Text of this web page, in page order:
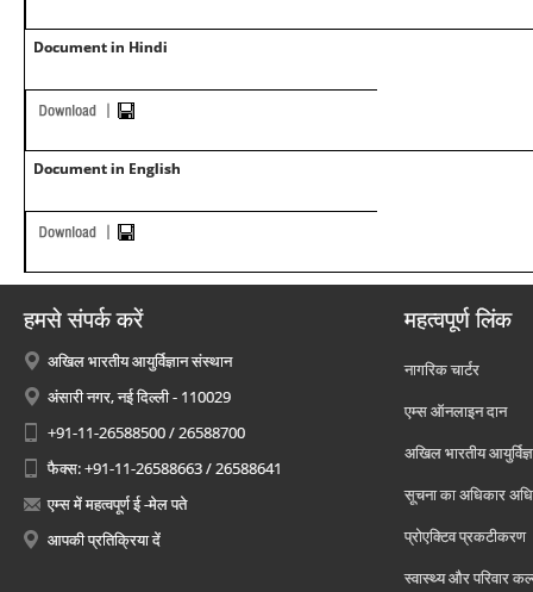
Document in Hindi
Document in English
हमसे संपर्क करें
अखिल भारतीय आयुर्विज्ञान संस्थान
अंसारी नगर, नई दिल्ली - 110029
+91-11-26588500 / 26588700
फैक्स: +91-11-26588663 / 26588641
एम्स में महत्वपूर्ण ई -मेल पते
आपकी प्रतिक्रिया दें
महत्वपूर्ण लिंक
नागरिक चार्टर
एम्स ऑनलाइन दान
अखिल भारतीय
सूचना का अधिकार
प्रोएक्टिव प्रकटीकरण
स्वास्थ्य और परिवार